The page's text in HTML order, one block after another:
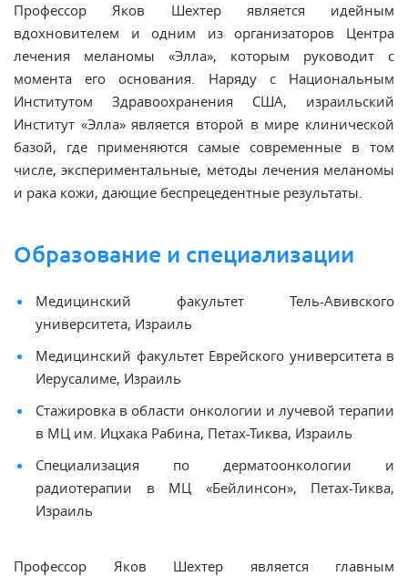
Профессор Яков Шехтер является идейным
вдохновителем и одним из организаторов Центра
лечения меланомы «Элла», которым руководит с
момента его основания. Наряду с Национальным
Институтом Здравоохранения США, израильский
Институт «Элла» является второй в мире клинической
базой, где применяются самые современные в том
числе, экспериментальные, методы лечения меланомы
и рака кожи, дающие беспрецедентные результаты.
Образование и специализации
Медицинский факультет Тель-Авивского
университета, Израиль
Медицинский факультет Еврейского университета в
Иерусалиме, Израиль
Стажировка в области онкологии и лучевой терапии
в МЦ им. Ицхака Рабина, Петах-Тиква, Израиль
Специализация по дерматоонкологии и
радиотерапии в МЦ «Бейлинсон», Петах-Тиква,
Израиль
Профессор Яков Шехтер является главным